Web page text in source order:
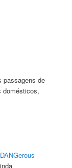
passagens de
domésticos,